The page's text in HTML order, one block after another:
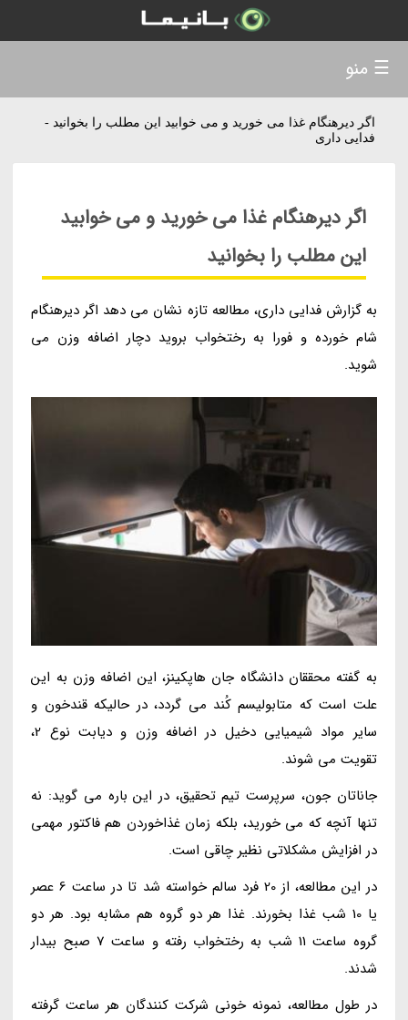
اگر دیرهنگام غذا می خورید و می خوابید این مطلب را بخوانید -
فدایی داری
اگر دیرهنگام غذا می خورید و می خوابید
این مطلب را بخوانید
به گزارش فدایی داری، مطالعه تازه نشان می دهد اگر دیرهنگام
شام خورده و فورا به رختخواب بروید دچار اضافه وزن می
شوید.
به گفته محققان دانشگاه جان هاپکینز، این اضافه وزن به این
علت است که متابولیسم کُند می گردد، در حالیکه قندخون و
سایر مواد شیمیایی دخیل در اضافه وزن و دیابت نوع 2،
تقویت می شوند.
جاناتان جون، سرپرست تیم تحقیق، در این باره می گوید: نه
تنها آنچه که می خورید، بلکه زمان غذاخوردن هم فاکتور مهمی
در افزایش مشکلاتی نظیر چاقی است.
در این مطالعه، از 20 فرد سالم خواسته شد تا در ساعت 6 عصر
یا 10 شب غذا بخورند. غذا هر دو گروه هم مشابه بود. هر دو
گروه ساعت 11 شب به رختخواب رفته و ساعت 7 صبح بیدار
شدند.
در طول مطالعه، نمونه خونی شرکت کنندگان هر ساعت گرفته
☰ منو